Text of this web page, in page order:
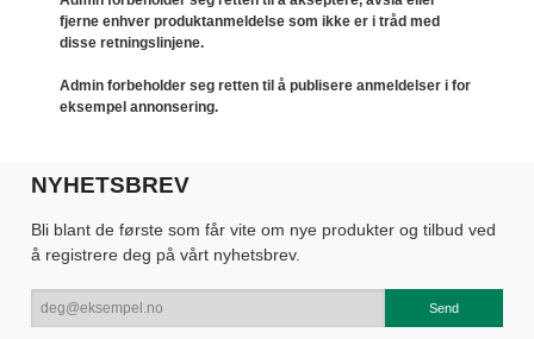
fjerne enhver produktanmeldelse som ikke er i tråd med
disse retningslinjene.
Admin forbeholder seg retten til å publisere anmeldelser i for
eksempel annonsering.
NYHETSBREV
Bli blant de første som får vite om nye produkter og tilbud ved
å registrere deg på vårt nyhetsbrev.